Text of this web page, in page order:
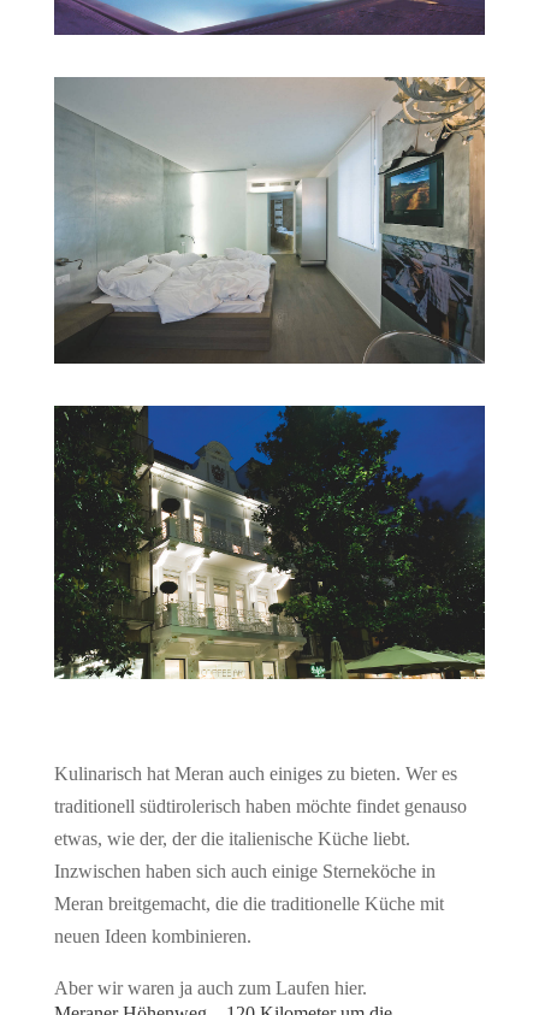
Kulinarisch hat Meran auch einiges zu bieten. Wer es
traditionell südtirolerisch haben möchte findet genauso
etwas, wie der, der die italienische Küche liebt.
Inzwischen haben sich auch einige Sterneköche in
Meran breitgemacht, die die traditionelle Küche mit
neuen Ideen kombinieren.
Aber wir waren ja auch zum Laufen hier.